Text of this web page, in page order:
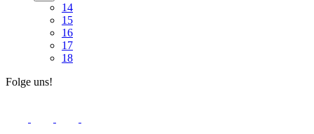
14
15
16
17
18
Folge uns!